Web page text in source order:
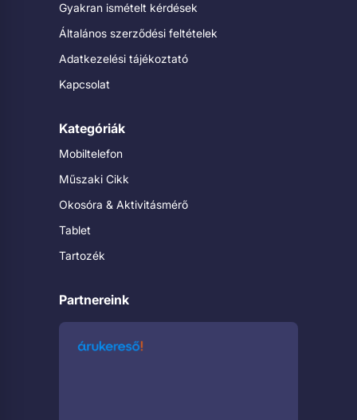
Gyakran ismételt kérdések
Általános szerződési feltételek
Adatkezelési tájékoztató
Kapcsolat
Kategóriák
Mobiltelefon
Műszaki Cikk
Okosóra & Aktivitásmérő
Tablet
Tartozék
Partnereink